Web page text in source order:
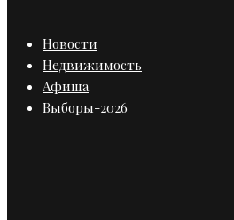
Новости
Недвижимость
Афиша
Выборы-2026